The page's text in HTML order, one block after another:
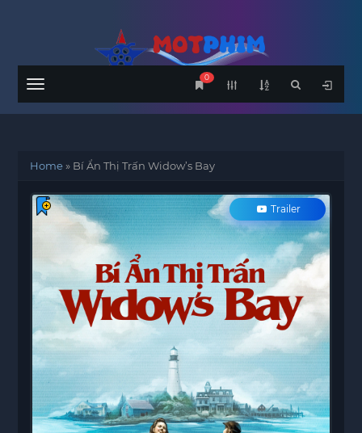
Menu
0
Home» Bí Ẩn Thị Trấn Widow’s Bay
Trailer